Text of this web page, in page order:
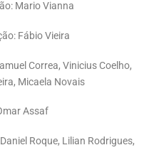
Mario Vianna
Fábio Vieira
Correa, Vinicius Coelho,
Micaela Novais
Assaf
Roque, Lilian Rodrigues,